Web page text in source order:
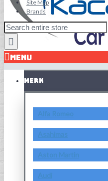
Site Map
Brands
MENU
MERK
Alfa Romeo
Asahimas
Aston Martin
Audi